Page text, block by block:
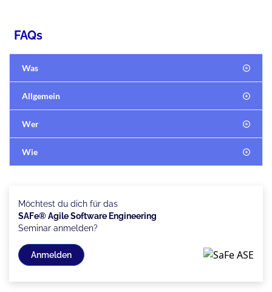
FAQs
Was
Allgemein
Wer
Wie
Möchtest du dich für das
SAFe® Agile Software Engineering
Seminar anmelden?
Anmelden